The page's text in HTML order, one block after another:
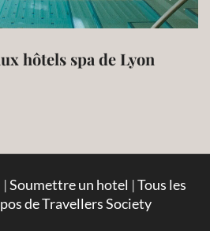
hôtels spa de Lyon
|Soumettre un hotel |Tous les
de Travellers Society